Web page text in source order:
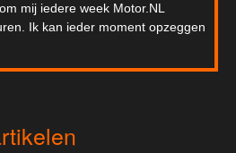
mij iedere week Motor.NL
Ik kan ieder moment opzeggen